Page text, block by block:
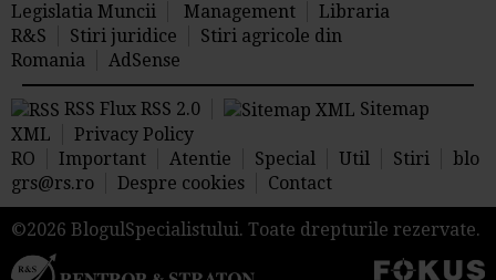
Legislatia Muncii
Management
Libraria
R&S
Stiri juridice
Stiri agricole din
Romania
AdSense
RSS Flux RSS 2.0
Sitemap
XML
Privacy Policy
RO
Important Atentie Special Util Stiri
blo
grs@rs.ro
Despre cookies Contact
©2026 BlogulSpecialistului. Toate drepturile rezervate.